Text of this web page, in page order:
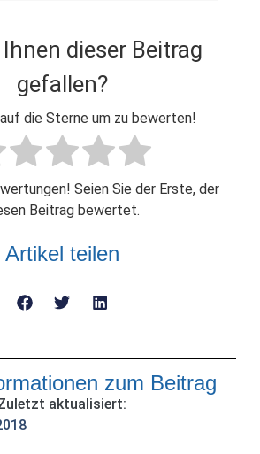
dieser Beitrag
gefallen?
die Sterne um zu bewerten!
Seien Sie der Erste, der
Beitrag bewertet.
Artikel teilen
zum Beitrag
aktualisiert: